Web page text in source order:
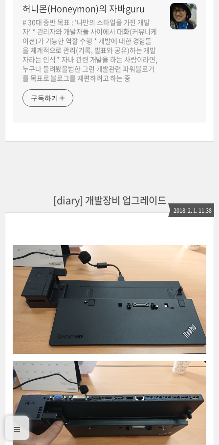
허니몬(Honeymon)의 자바guru
# 30대 중반 목표 : '나만의 스타일을 가진 개발
자' * 관리자와 개발자들 사이에서 대화(커뮤니케
이션)가 가능한 역할 수행 * 개발에 대한 경험들
을 체계적으로 관리(기록, 발표와 공유)하는 개발
자라는 인식 * 자바 관련 개발을 하는 사람이라면,
누구나 들려봤을법한 그런 개발관련 파워블로거
를 목표로 블로그를 재편하려고 하는 중
구독하기
[diary] 개발장비 업그레이드
2018. 2. 1. 11:38